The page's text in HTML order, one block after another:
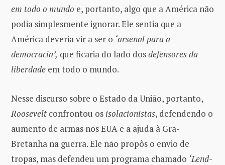
em todo o mundo e, portanto, algo que a América não
podia simplesmente ignorar. Ele sentia que a
América deveria vir a ser o ‘arsenal para a
democracia’, que ficaria do lado dosdefensores da
liberdade em todo o mundo.
Nesse discurso sobre o Estado da União, portanto,
Roosevelt confrontou os isolacionistas, defendendo o
aumento de armas nos EUA e a ajuda à Grã-
Bretanha na guerra. Ele não propôs o envio de
tropas, mas defendeu um programa chamado ‘Lend-